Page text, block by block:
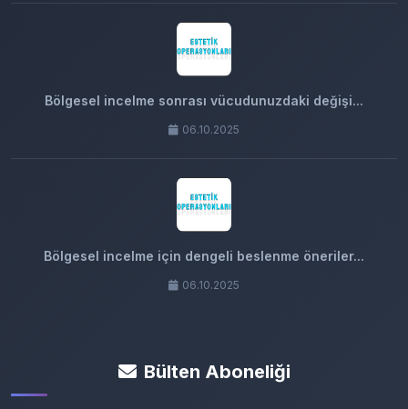
Bölgesel incelme sonrası vücudunuzdaki değişi...
06.10.2025
Bölgesel incelme için dengeli beslenme öneriler...
06.10.2025
Bülten Aboneliği